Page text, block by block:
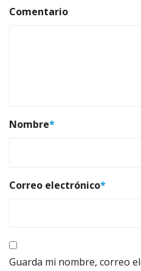
Comentario
Nombre*
Correo electrónico*
Guarda mi nombre, correo